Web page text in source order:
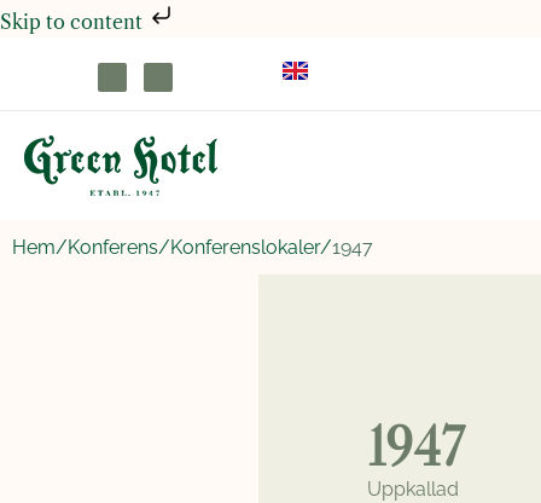
Skip to content
Hem/Konferens/Konferenslokaler/1947
1947
Uppkallad